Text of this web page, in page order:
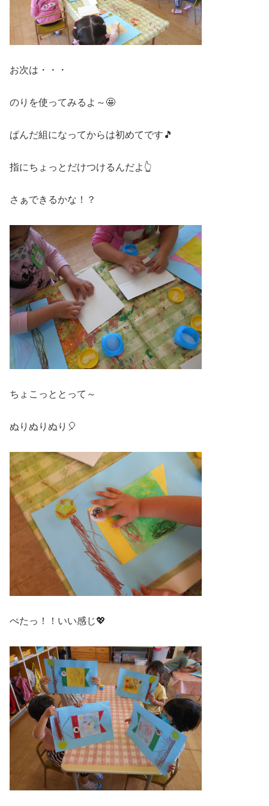
お次は・・・
のりを使ってみるよ～🤩
ぱんだ組になってからは初めてです🎵
指にちょっとだけつけるんだよ👆
さぁできるかな！？
ちょこっととって～
ぬりぬりぬり🎈
ぺたっ！！いい感じ💖